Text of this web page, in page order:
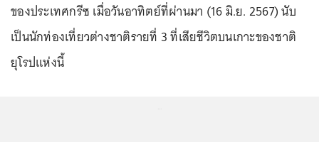
ของประเทศกรีซ เมื่อวันอาทิตย์ที่ผ่านมา (16 มิ.ย. 2567) นับ
เป็นนักท่องเที่ยวต่างชาติรายที่ 3 ที่เสียชีวิตบนเกาะของชาติ
ยุโรปแห่งนี้